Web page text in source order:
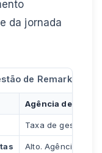
da jornada
de Remarketing
Agência de
Taxa de gestão +
Alto. Agências